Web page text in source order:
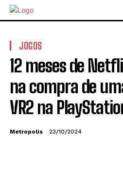
JOGOS
12 meses de
na compra de
VR2 na
Metropolis 23/10/2024